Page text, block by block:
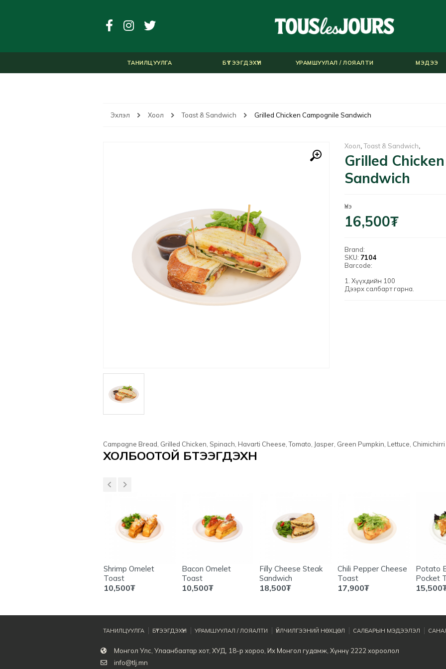
ТАНИЛЦУУЛГА БҮТЭЭГДЭХҮҮН УРАМШУУЛАЛ / ЛОЯАЛТИ МЭДЭЭ
Эхлэл Хоол Toast & Sandwich Grilled Chicken Campognile Sandwich
Хоол,Toast & Sandwich,
Grilled
Sandwich
Үнэ
16,500₮
Brand:
SKU: 7104
Barcode:
1. Хүүхдийн 100
Дээрх салбарт гарна.
Campagne Bread, Grilled Chicken, Spinach, Havarti Cheese, Tomato, Jasper, Green Pumpkin, Lettuce, Chimichirri
Үзүүлэлтүүд
ХОЛБООТОЙ БҮТЭЭГДЭХҮҮН
Shrimp Omelet
Toast
10,500₮
Bacon Omelet
Toast
10,500₮
Filly Cheese Steak
Sandwich
18,500₮
Chili Pepper Cheese
Toast
17,900₮
Potato
Pocket
15,500
Монгол Улс, Улаанбаатар хот, ХУД, 18-р хороо, Их Монгол гудамж, Хүннү 2222 хороолол
info@tlj.mn
ТАНИЛЦУУЛГА БҮТЭЭГДЭХҮҮН УРАМШУУЛАЛ / ЛОЯАЛТИ ҮЙЛЧИЛГЭЭНИЙ НӨХЦӨЛ САЛБАРЫН МЭДЭЭЛЭЛ